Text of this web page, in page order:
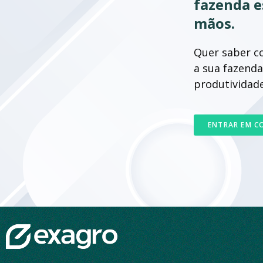
transformando
realidades no
Consultoria estratégica e
fazenda
mãos.
Quer saber
a sua
ENTRAR EM